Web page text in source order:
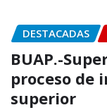
DESTACADAS
BUAP.-
proceso de
superior